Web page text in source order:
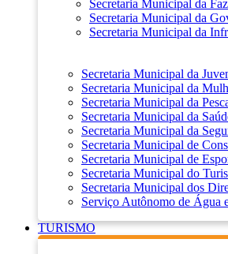
Secretaria Municipal da
Secretaria Municipal da
Secretaria Municipal da
Secretaria Municipal da
Secretaria Municipal da
Secretaria Municipal da
Secretaria Municipal da
Secretaria Municipal da
Secretaria Municipal de
Secretaria Municipal de
Secretaria Municipal do
Secretaria Municipal dos
Serviço Autônomo de Água
TURISMO